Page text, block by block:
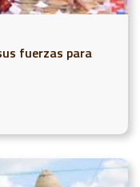
fuerzas para